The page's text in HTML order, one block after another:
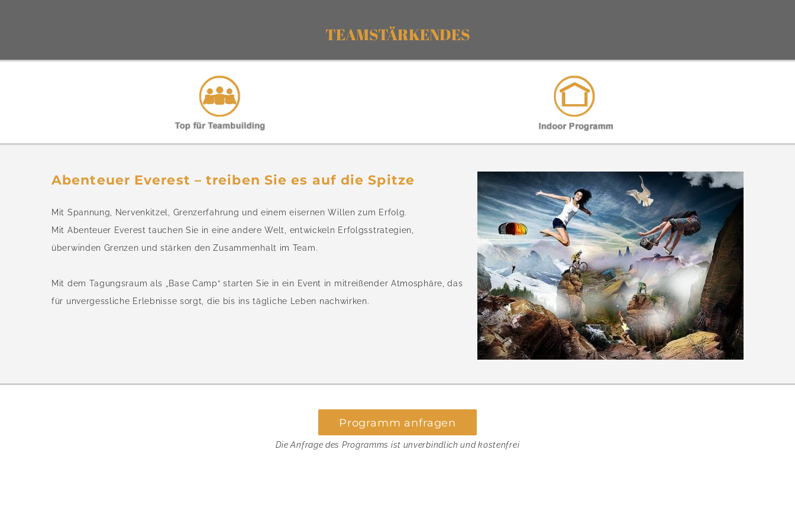
TEAMSTÄRKENDES
Abenteuer Everest – treiben Sie es auf die Spitze
Mit Spannung, Nervenkitzel, Grenzerfahrung und einem eisernen Willen zum Erfolg.
Mit Abenteuer Everest tauchen Sie in eine andere Welt, entwickeln Erfolgsstrategien,
überwinden Grenzen und stärken den Zusammenhalt im Team.
Mit dem Tagungsraum als „Base Camp“ starten Sie in ein Event in mitreißender Atmosphäre, das
für unvergessliche Erlebnisse sorgt, die bis ins tägliche Leben nachwirken.
Programm anfragen
Die Anfrage des Programms ist unverbindlich und kostenfrei